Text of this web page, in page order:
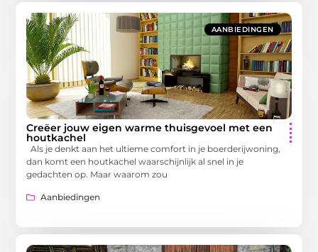
AANBIEDINGEN
Creëer jouw eigen warme thuisgevoel met een
houtkachel
Als je denkt aan het ultieme comfort in je boerderijwoning,
dan komt een houtkachel waarschijnlijk al snel in je
gedachten op. Maar waarom zou
Aanbiedingen